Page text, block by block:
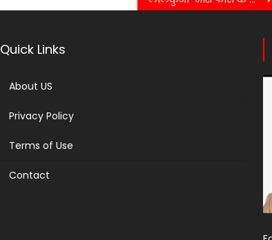
Quick Links
About US
Privacy Policy
Terms of Use
Contact